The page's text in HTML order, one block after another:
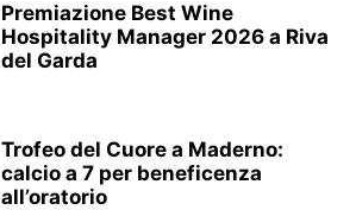
Premiazione Best Wine
Hospitality Manager 2026 a Riva
del Garda
Trofeo del Cuore a Maderno:
calcio a 7 per beneficenza
all’oratorio